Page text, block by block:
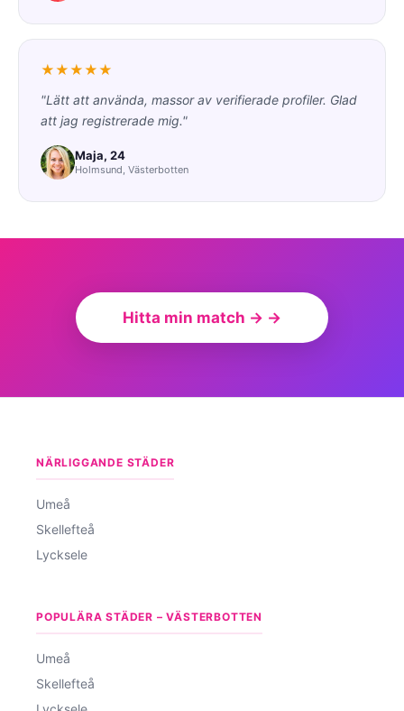
★★★★★
"Lätt att använda, massor av verifierade profiler. Glad
att jag registrerade mig."
Maja, 24
Holmsund, Västerbotten
Hitta min match → →
NÄRLIGGANDE STÄDER
Umeå
Skellefteå
Lycksele
POPULÄRA STÄDER – VÄSTERBOTTEN
Umeå
Skellefteå